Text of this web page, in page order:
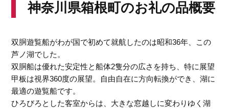
神奈川県箱根町のお礼の品概要
双胴遊覧船がわが国で初めて就航したのは昭和36年、この
芦ノ湖でした。
双胴船は優れた安定性と船体2隻分の広さを持ち、特に展望
甲板は視界360度の展望。自由自在に方向転換ができ、湖に
最適の遊覧船です。
ひろびろとした客室からは、大きな窓越しに変わりゆく湖